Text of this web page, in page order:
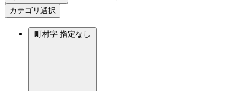
カテゴリ選択
町村字 指定なし